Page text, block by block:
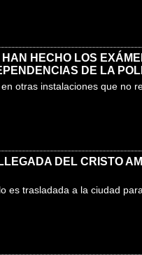
HECHO LOS
DE LA
otras instalaciones que no
DEL CRISTO
es trasladada a la ciudad